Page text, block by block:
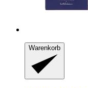
Warenkorb